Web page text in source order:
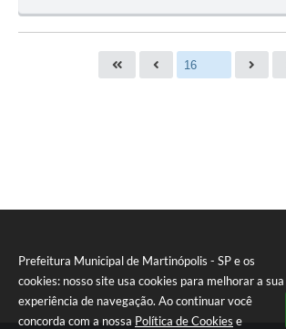
Prefeitura Municipal de Martinópolis - SP e os
cookies: nosso site usa cookies para melhorar a sua
experiência de navegação. Ao continuar você
concorda com a nossa Política de Cookies e